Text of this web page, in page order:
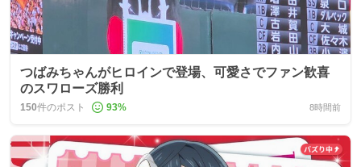
つばみちゃんがヒロインで登場、可愛さでファン歓喜
のスワローズ勝利
150件のポスト 93% 8時間前